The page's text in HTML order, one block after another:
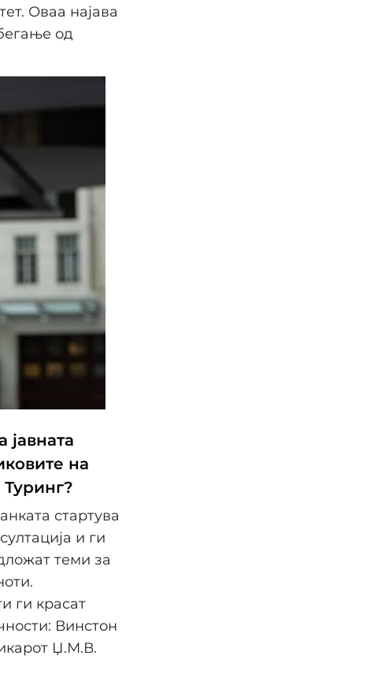
Оваа најава
од
јавната
на
стартува
и ги
теми за
ги красат
Винстон
Џ.М.В.